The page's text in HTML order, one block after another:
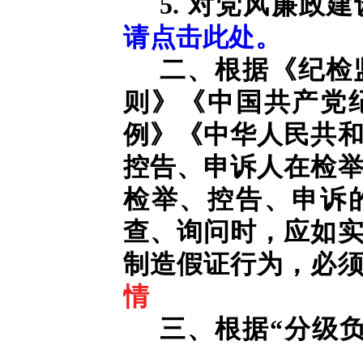
请点击此处。
二、根据《纪检
则》《中国共产党
例》《中华人民共
控告、申诉人在检
检举、控告、申诉
查、询问时，应如
制造假证行为，必
情
三、根据“分级